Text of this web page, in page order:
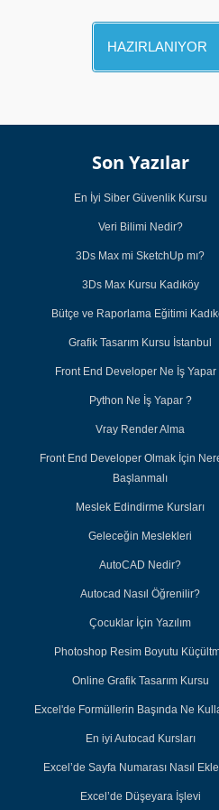
HAZIRLANIYOR
Son Yazılar
En İyi Siber Güvenlik Kursu
Veri Bilimi Nedir?
3Ds Max mi SketchUp mı?
3Ds Max Kursu Kadıköy
Bütçe ve Raporlama Eğitimi
Grafik Tasarım Kursu İstanbul
Front End Developer Ne İş Yapar
Python Ne İş Yapar ?
Vray Render Alma
Front End Developer Olmak İçin
Başlanmalı
Meslek Edindirme Kursları
Geleceğin Meslekleri
AutoCAD Nedir?
Autocad Nasıl Öğrenilir?
Çocuklar İçin Yazılım
Photoshop Resim Boyutu
Online Grafik Tasarım Kursu
Excel'de Formüllerin Başında Ne
En iyi Autocad Kursları
Excel’de Sayfa Numarası Nasıl
Excel’de Düşeyara İşlevi